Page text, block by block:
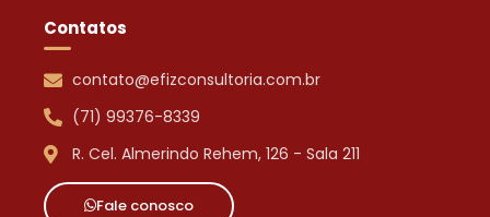
Contatos
contato@efizconsultoria.com.br
(71) 99376-8339
R. Cel. Almerindo Rehem, 126 - Sala 211
Fale conosco